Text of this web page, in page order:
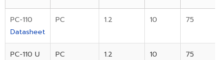
PC-110
Datasheet
PC 1.2 10 75
PC-110 U
PC 1.2 10 75